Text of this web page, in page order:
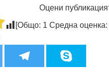
Оцени
[Общо: 1 Средна оценка: